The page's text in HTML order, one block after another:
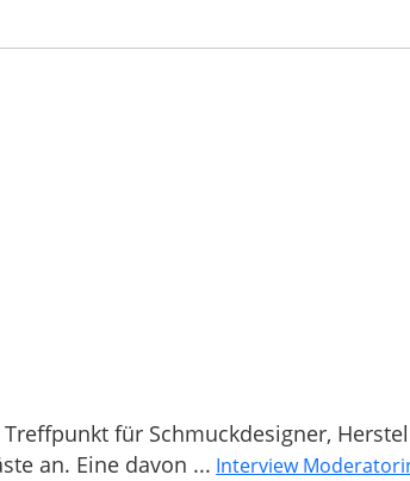
für Schmuckdesigner,
an. Eine davon ... Interview